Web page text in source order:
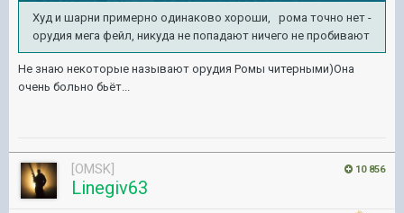
Худ и шарни примерно одинаково хороши, рома точно нет -
орудия мега фейл, никуда не попадают ничего не пробивают
Не знаю некоторые называют орудия Ромы читерными)Она
очень больно бьёт...
10 856
[OMSK]
Linegiv63